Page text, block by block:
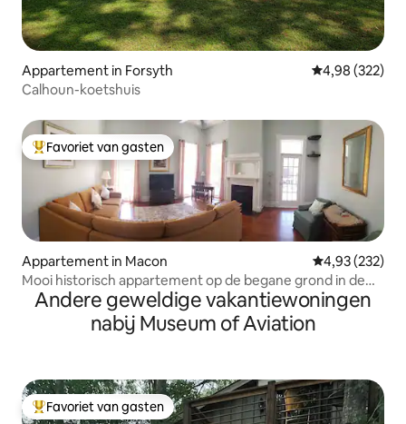
Appartement in Forsyth Gemiddelde
4,98 (322)
Calhoun-koetshuis
Topfavoriet van gasten
Favoriet van gasten
Appartement in Macon Gemiddelde
4,93 (232)
Mooi historisch appartement op de begane grond in de
stad
Andere geweldige vakantiewoningen
nabij Museum of Aviation
Topfavoriet van gasten
Favoriet van gasten